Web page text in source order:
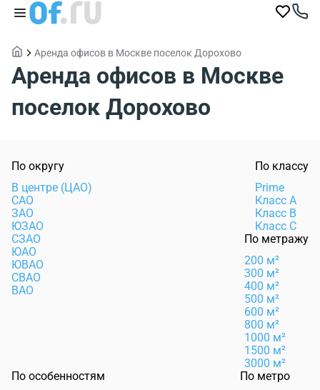
Аренда офисов в Москве поселок Дорохово
Аренда офисов в Москве
поселок Дорохово
По округу
В центре (ЦАО)
САО
ЗАО
ЮЗАО
СЗАО
ЮАО
ЮВАО
СВАО
ВАО
По классу
Prime
Класс А
Класс B
Класс C
По метражу
200 м²
300 м²
400 м²
500 м²
600 м²
800 м²
1000 м²
1500 м²
3000 м²
По особенностям
По метро